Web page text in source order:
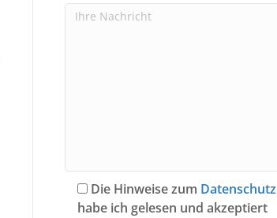
Die Hinweise zum Datenschutz
habe ich gelesen und akzeptiert